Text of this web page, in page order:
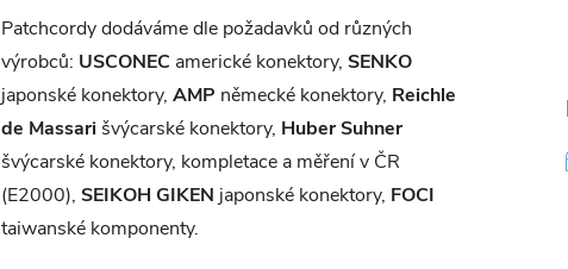
Patchcordy dodáváme dle požadavků od různých
výrobců: USCONEC americké konektory, SENKO
japonské konektory, AMP německé konektory, Reichle
de Massari švýcarské konektory, Huber Suhner
švýcarské konektory, kompletace a měření v ČR
(E2000), SEIKOH GIKEN japonské konektory, FOCI
taiwanské komponenty.